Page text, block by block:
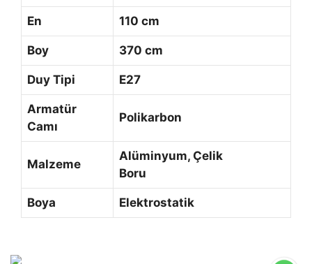
En 110 cm
Boy 370 cm
Duy Tipi E27
Armatür
Camı
Polikarbon
Malzeme
Alüminyum, Çelik
Boru
Boya Elektrostatik